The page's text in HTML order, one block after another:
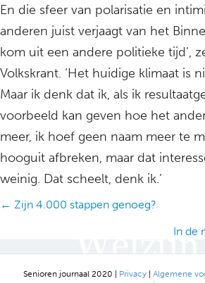
En die sfeer van polarisatie en
anderen juist verjaagt van het
kom uit een andere politieke tijd’,
Volkskrant. ‘Het huidige klimaat is
Maar ik denk dat ik, als ik
voorbeeld kan geven hoe het
meer, ik hoef geen naam meer te
hooguit afbreken, maar dat
weinig. Dat scheelt, denk ik.’
Posts
← Zijn 4.000 stappen genoeg?
In de
Senioren journaal 2020 | Privacy| Algemene